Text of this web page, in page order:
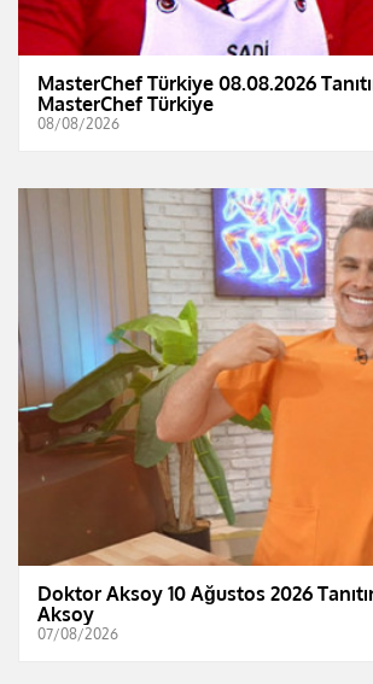
MasterChef Türkiye 08.08.2026
MasterChef Türkiye
08/08/2026
Doktor Aksoy 10 Ağustos 2026
Aksoy
07/08/2026